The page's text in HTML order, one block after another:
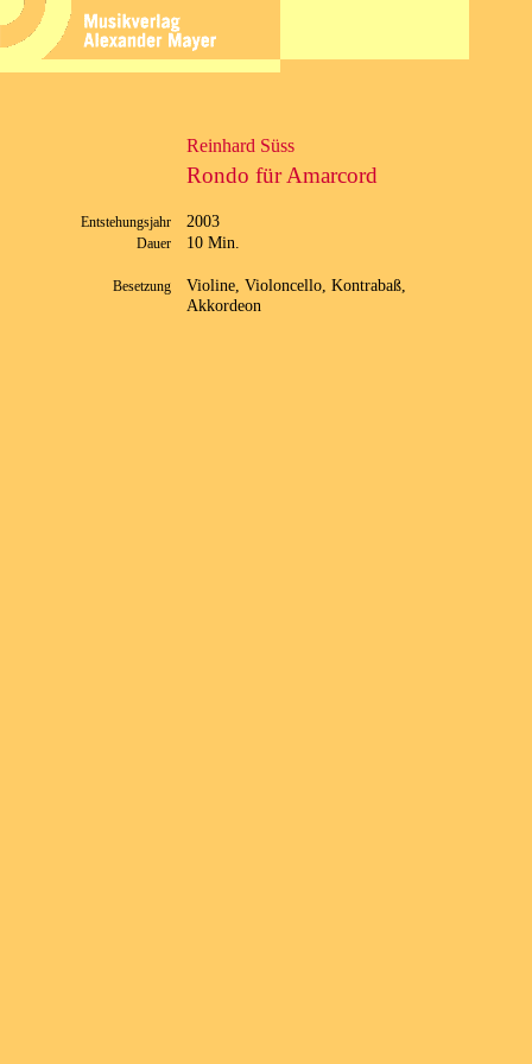
Reinhard Süss
Rondo für Amarcord
Entstehungsjahr 2003
Dauer 10 Min.
Besetzung
Violine, Violoncello, Kontrabaß,
Akkordeon